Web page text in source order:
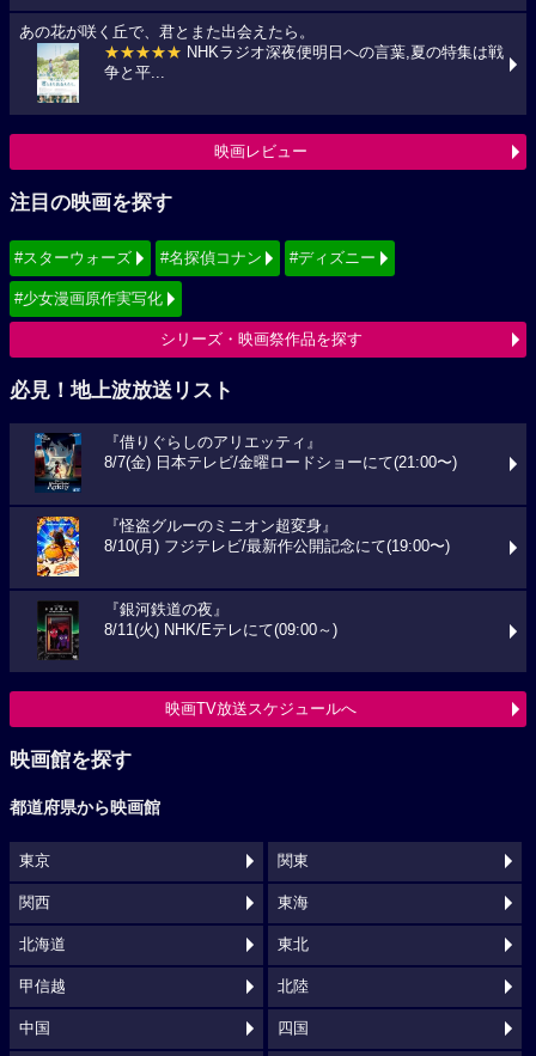
あの花が咲く丘で、君とまた出会えたら。
★★★★★ NHKラジオ深夜便明日への言葉,夏の特集は戦
争と平...
映画レビュー
注目の映画を探す
#スターウォーズ #名探偵コナン #ディズニー
#少女漫画原作実写化
シリーズ・映画祭作品を探す
必見！地上波放送リスト
『借りぐらしのアリエッティ』
8/7(金) 日本テレビ/金曜ロードショーにて(21:00〜)
『怪盗グルーのミニオン超変身』
8/10(月) フジテレビ/最新作公開記念にて(19:00〜)
『銀河鉄道の夜』
8/11(火) NHK/Eテレにて(09:00～)
映画TV放送スケジュールへ
映画館を探す
都道府県から映画館
東京 関東
関西 東海
北海道 東北
甲信越 北陸
中国 四国